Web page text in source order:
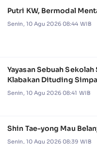
Putri KW, Bermodal
Senin, 10 Agu 2026 08:44 WIB
Yayasan Sebuah
Klabakan Dituding
Senin, 10 Agu 2026 08:41 WIB
Shin Tae-yong Mau
Senin, 10 Agu 2026 08:39 WIB